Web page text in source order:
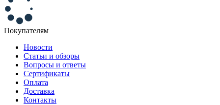
Покупателям
Новости
Статьи и обзоры
Вопросы и ответы
Сертификаты
Оплата
Доставка
Контакты